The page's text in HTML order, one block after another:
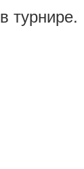
в турнире.